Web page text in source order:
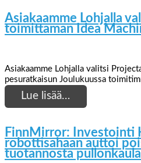
Asiakaamme Lohjalla
toimittaman Idea
Asiakaamme Lohjalla valitsi
pesuratkaisun Joulukuussa
Lue lisää…
FinnMirror: Investointi
robottisahaan auttoi
tuotannosta